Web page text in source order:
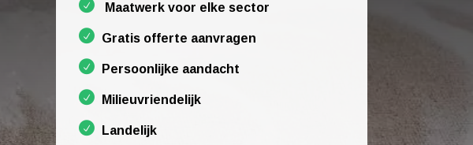
Maatwerk voor elke sector
Gratis offerte aanvragen
Persoonlijke aandacht
Milieuvriendelijk
Landelijk